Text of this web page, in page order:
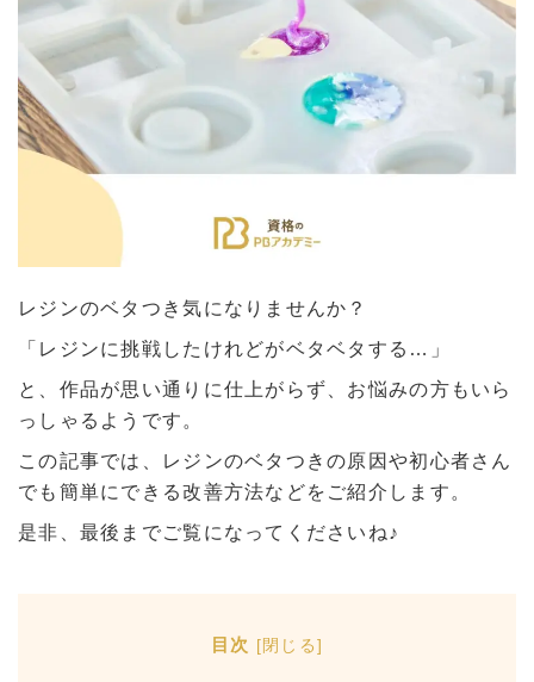
レジンのベタつき気になりませんか？
「レジンに挑戦したけれどがベタベタする…」
と、作品が思い通りに仕上がらず、お悩みの方もいら
っしゃるようです。
この記事では、レジンのベタつきの原因や初心者さん
でも簡単にできる改善方法などをご紹介します。
是非、最後までご覧になってくださいね♪
目次 [ 閉じる ]